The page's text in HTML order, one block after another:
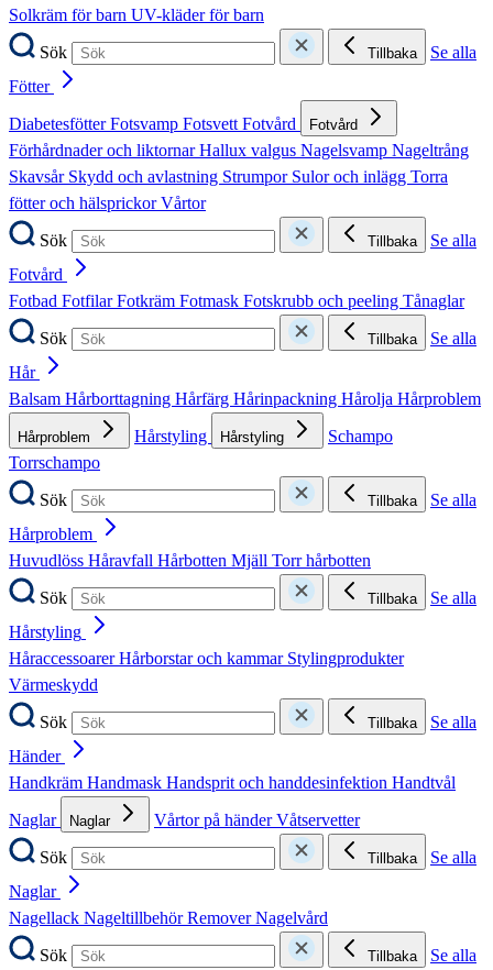
Solkräm för barn UV-kläder för barn
Sök
Tillbaka
Se alla
Fötter
DiabetesfötterFotsvamp FotsvettFotvård Fotvård
Förhårdnader och liktornarHallux valgus Nagelsvamp Nageltrång
Skavsår Skydd och avlastning Strumpor Sulor och inlägg Torra
fötter och hälsprickorVårtor
Sök
Tillbaka
Se alla
Fotvård
Fotbad FotfilarFotkräm Fotmask Fotskrubb och peeling Tånaglar
Sök
Tillbaka
Se alla
Hår
Balsam Hårborttagning Hårfärg Hårinpackning Hårolja Hårproblem
Hårproblem Hårstyling Hårstyling
Schampo
Torrschampo
Sök
Tillbaka
Se alla
Hårproblem
Huvudlöss Håravfall Hårbotten Mjäll Torr hårbotten
Sök
Tillbaka
Se alla
Hårstyling
HåraccessoarerHårborstar och kammar Stylingprodukter
Värmeskydd
Sök
Tillbaka
Se alla
Händer
Handkräm Handmask Handsprit och handdesinfektion Handtvål
Naglar
Naglar Vårtor på händerVåtservetter
Sök
Tillbaka
Se alla
Naglar
Nagellack NageltillbehörRemoverNagelvård
Sök
Tillbaka
Se alla